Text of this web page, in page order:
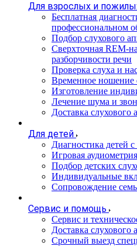
Для взрослых и
Бесплатная
профессиональном
Подбор слухового
Сверхточная REM-
разборчивости речи
Проверка слуха и
Временное ношение
Изготовление
Лечение шума и
Доставка слухового
Для детей
Диагностика детей
Игровая аудиометрия
Подбор детских
Индивидуальные
Сопровождение
Сервис и помощь
Сервис и
Доставка слухового
Срочный выезд